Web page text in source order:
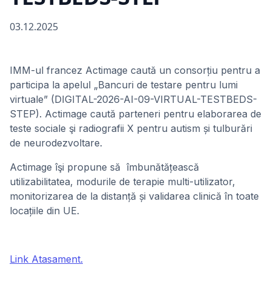
03.12.2025
IMM-ul francez Actimage caută un consorțiu pentru a
participa la apelul „Bancuri de testare pentru lumi
virtuale” (DIGITAL-2026-AI-09-VIRTUAL-TESTBEDS-
STEP). Actimage caută parteneri pentru elaborarea de
teste sociale şi radiografii X pentru autism și tulburări
de neurodezvoltare.
Actimage îşi propune să îmbunătățească
utilizabilitatea, modurile de terapie multi-utilizator,
monitorizarea de la distanță și validarea clinică în toate
locațiile din UE.
Link Atasament.